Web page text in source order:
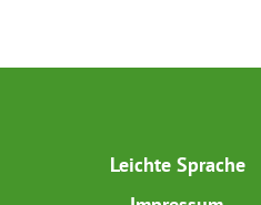
Leichte Sprache